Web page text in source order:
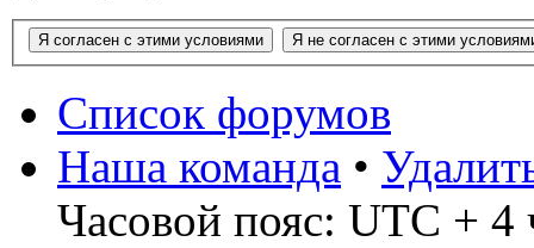
Список форумов
Наша команда •
Часовой пояс: UTC + 4